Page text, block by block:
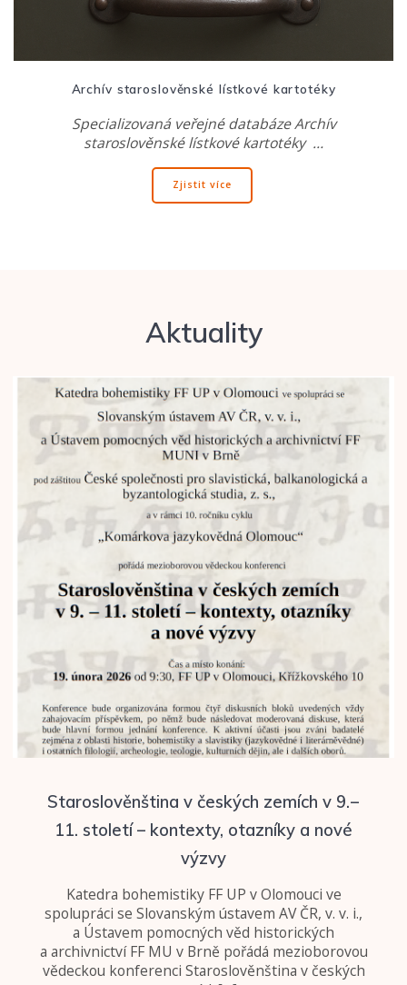
Archív staroslověnské lístkové kartotéky
Specializovaná veřejné databáze Archív
staroslověnské lístkové kartotéky …
Zjistit více
Aktuality
Staroslověnština v českých zemích v 9. –
11. století – kontexty, otazníky a nové
výzvy
Katedra bohemistiky FF UP v Olomouci ve
spolupráci se Slovanským ústavem AV ČR, v. v. i.,
a Ústavem pomocných věd historických
a archivnictví FF MU v Brně pořádá mezioborovou
vědeckou konferenci Staroslověnština v českých